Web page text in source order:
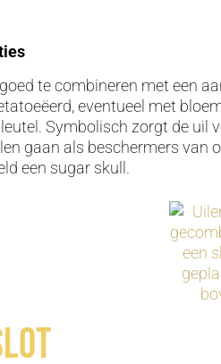
te combineren met een
eventueel met
Symbolisch zorgt de uil
gaan als beschermers van
een sugar skull.